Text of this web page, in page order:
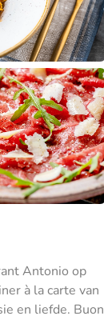
Antonio op
à la carte van
en liefde. Buon